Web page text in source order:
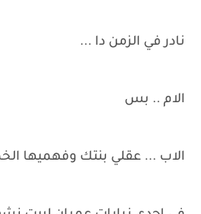
نادر في الزمن دا ...
الام .. بس
الاب ... عقلي بنتك وفهميها